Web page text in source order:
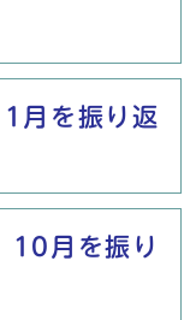
月を振り返
10月を振り